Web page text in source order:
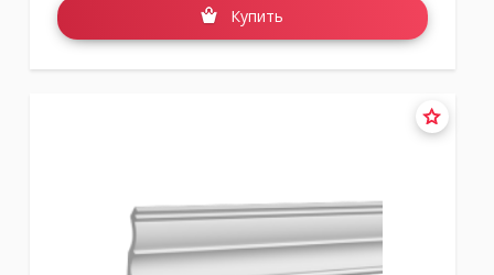
Купить